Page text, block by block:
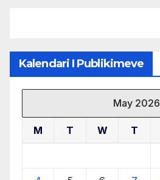
Kalendari I Publikimeve
May 2026
M T W T